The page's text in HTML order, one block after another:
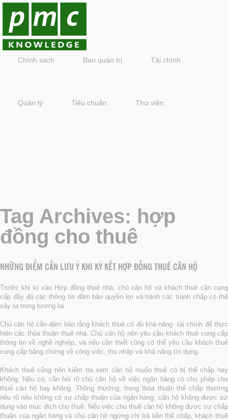
Chính sách Ban quản trị Tài chính
Quản lý Tiêu chuẩn Thư viện
Tag Archives: hợp
đồng cho thuê
NHỮNG ĐIỂM CẦN LƯU Ý KHI KÝ KẾT HỢP ĐỒNG THUÊ CĂN HỘ
Trước khi kí vào Hợp đồng thuê nhà, chủ căn hộ và khách thuê cần cung
cấp đầy đủ các thông tin đảm bảo quyền lợi và tránh các tranh chấp có thể
xảy ra trong tương lai.
Chủ căn hộ cần đảm bảo rằng khách thuê có đủ khả năng tài chính để thực
hiện các thỏa thuận thuê nhà. Chủ căn hộ nên yêu cầu khách thuê cung cấp
thông tin về nghề nghiệp, và nếu cần thiết cũng có thể yêu cầu khách thuê
cung cấp bằng chứng về công việc, thu nhập và khả năng tín dụng.
Khách thuê cũng nên kiểm tra xem căn hộ muốn thuê có bị thế chấp hay
không. Nếu có, cần hỏi rõ chủ căn hộ về việc ngân hàng có cho phép cho
thuê căn hộ hay không. Thông thường, trong thỏa thuận thế chấp thường
nêu rõ nếu không có sự chấp thuận của ngân hàng, căn hộ không được sử
dụng vào mục đích cho thuê. Nếu việc cho thuê căn hộ không được sự chấp
thuận của ngân hàng và chủ căn hộ ngừng chi trả tiền thế chấp, khách thuê